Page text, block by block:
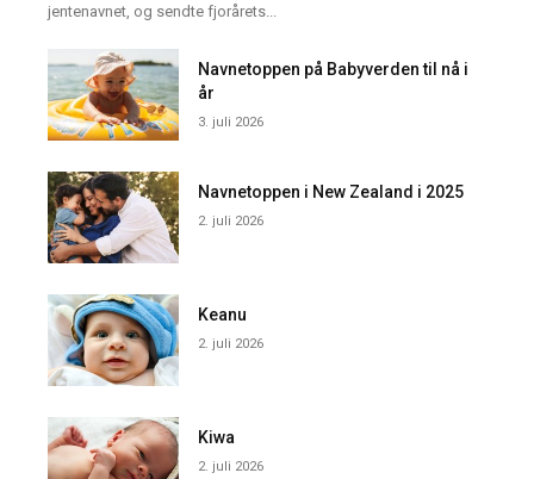
jentenavnet, og sendte fjorårets...
Navnetoppen på Babyverden til nå i
år
3. juli 2026
Navnetoppen i New Zealand i 2025
2. juli 2026
Keanu
2. juli 2026
Kiwa
2. juli 2026